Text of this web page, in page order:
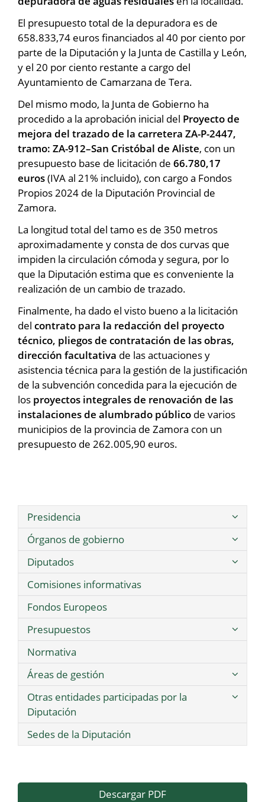
El presupuesto total de la depuradora es de
658.833,74 euros financiados al 40 por ciento por
parte de la Diputación y la Junta de Castilla y León,
y el 20 por ciento restante a cargo del
Ayuntamiento de Camarzana de Tera.
Del mismo modo, la Junta de Gobierno ha
procedido a la aprobación inicial del Proyecto de
mejora del trazado de la carretera ZA-P-2447,
tramo: ZA-912–San Cristóbal de Aliste, con un
presupuesto base de licitación de 66.780,17
euros(IVA al 21% incluido), con cargo a Fondos
Propios 2024 de la Diputación Provincial de
Zamora.
La longitud total del tamo es de 350 metros
aproximadamente y consta de dos curvas que
impiden la circulación cómoda y segura, por lo
que la Diputación estima que es conveniente la
realización de un cambio de trazado.
Finalmente, ha dado el visto bueno a la licitación
del contrato para la redacción del proyecto
técnico, pliegos de contratación de las obras,
dirección facultativa de las actuaciones y
asistencia técnica para la gestión de la justificación
de la subvención concedida para la ejecución de
los proyectos integrales de renovación de las
instalaciones de alumbrado público de varios
municipios de la provincia de Zamora con un
presupuesto de 262.005,90 euros.
Presidencia
Órganos de gobierno
Diputados
Comisiones informativas
Fondos Europeos
Presupuestos
Normativa
Áreas de gestión
Otras entidades participadas por la
Diputación
Sedes de la Diputación
Descargar PDF